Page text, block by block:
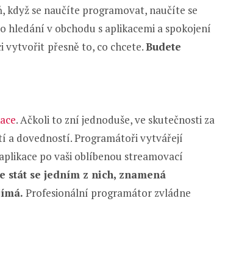
když se naučíte programovat, naučíte se
v obchodu s aplikacemi a spokojení
vytvořit přesně to, co chcete.Budete
. Ačkoli to zní jednoduše, ve skutečnosti za
a dovedností. Programátoři vytvářejí
po vaši oblíbenou streamovací
stát se jedním z nich, znamená
Profesionální programátor zvládne